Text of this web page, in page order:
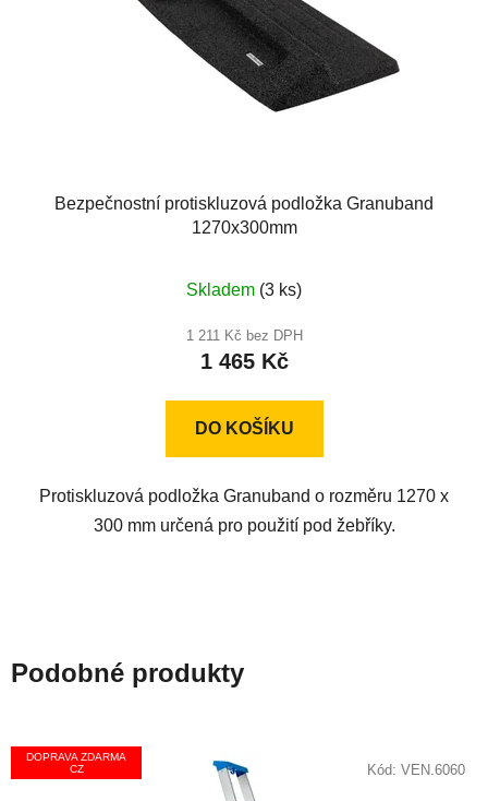
Bezpečnostní protiskluzová podložka Granuband
1270x300mm
Skladem (3 ks)
1 211 Kč bez DPH
1 465 Kč
DO KOŠÍKU
Protiskluzová podložka Granuband o rozměru 1270 x
300 mm určená pro použití pod žebříky.
Podobné produkty
DOPRAVA ZDARMA
CZ
Kód: VEN.6060